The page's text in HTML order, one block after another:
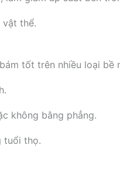
thể.
tốt trên nhiều loại bề
không bằng phẳng.
tuổi thọ.